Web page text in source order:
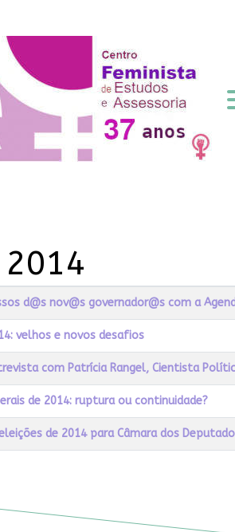
d@s nov@s governador@s com a
velhos e novos desafios
com Patrícia Rangel, Cientista
de 2014: ruptura ou continuidade?
de 2014 para Câmara dos